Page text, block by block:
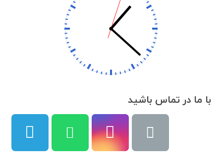
با ما در تماس باشید